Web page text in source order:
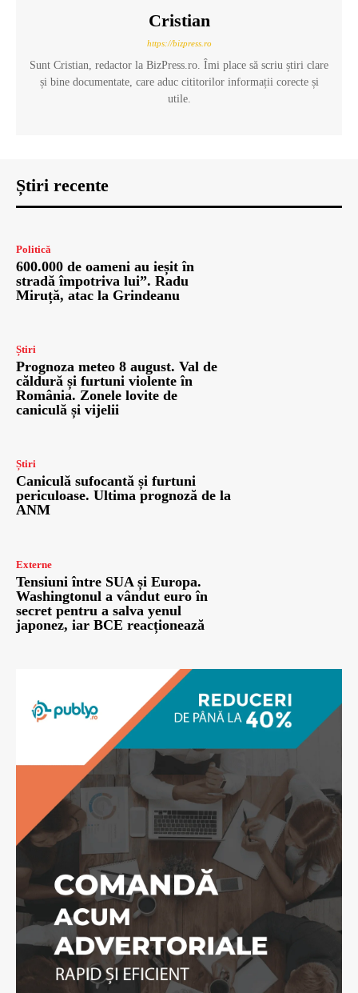
Cristian
https://bizpress.ro
Sunt Cristian, redactor la BizPress.ro. Îmi place să scriu știri clare
și bine documentate, care aduc cititorilor informații corecte și
utile.
Știri recente
Politică
600.000 de oameni au ieșit în
stradă împotriva lui”. Radu
Miruță, atac la Grindeanu
Știri
Prognoza meteo 8 august. Val de
căldură și furtuni violente în
România. Zonele lovite de
caniculă și vijelii
Știri
Caniculă sufocantă și furtuni
periculoase. Ultima prognoză de la
ANM
Externe
Tensiuni între SUA și Europa.
Washingtonul a vândut euro în
secret pentru a salva yenul
japonez, iar BCE reacționează